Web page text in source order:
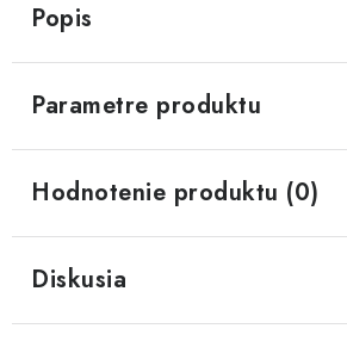
Popis
Parametre produktu
Hodnotenie produktu (0)
Diskusia